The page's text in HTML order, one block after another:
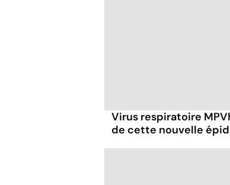
Virus respiratoire
de cette nouvelle